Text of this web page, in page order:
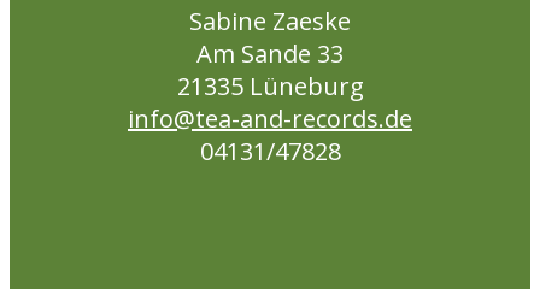
Sabine Zaeske
Am Sande 33
21335 Lüneburg
info@tea-and-records.de
04131/47828